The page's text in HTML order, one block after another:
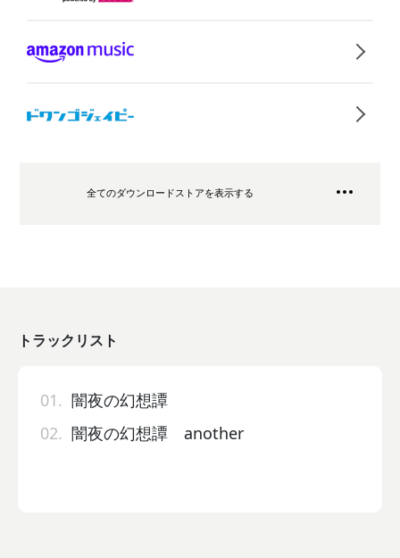
全てのダウンロードストアを表示する
トラックリスト
01. 闇夜の幻想譚
02. 闇夜の幻想譚 another